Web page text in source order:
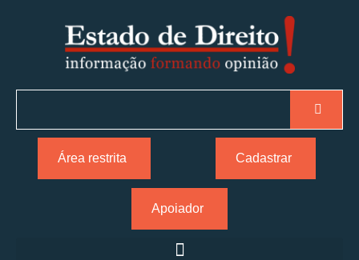
Área restrita Cadastrar
Apoiador